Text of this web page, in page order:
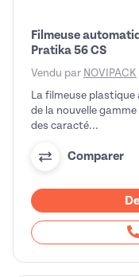
Filmeuse
Pratika 56 CS
Vendu par NOVIPACK
La filmeuse plastique
de la nouvelle
des caracté...
Comparer